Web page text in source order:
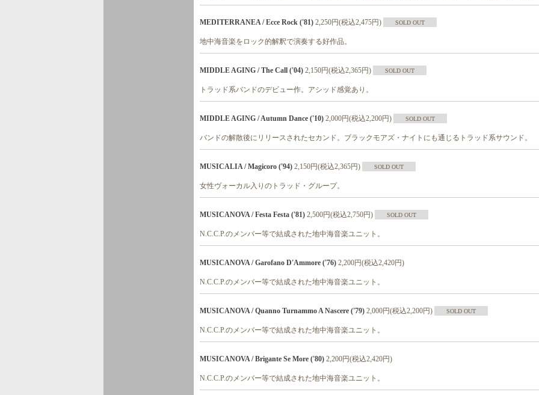
MEDITERRANEA / Ecce Rock ('81) 2,250円(税込2,475円) SOLD OUT
地中海音楽をロック的解釈で演奏する好作品。
MIDDLE AGING / The Call ('04) 2,150円(税込2,365円) SOLD OUT
トラッド系バンドのデビュー作。アシッド感覚あり。
MIDDLE AGING / Autumn Dance ('10) 2,000円(税込2,200円) SOLD OUT
バンドの解散後にリリースされたセカンド。ブラックモアズ・ナイトにも通じるトラッド系サウンド。
MUSICALIA / Magicoro ('94) 2,150円(税込2,365円) SOLD OUT
女性ヴォーカル入りのトラッド・グループ。
MUSICANOVA / Festa Festa ('81) 2,500円(税込2,750円) SOLD OUT
N.C.C.P.のメンバー等で結成された地中海音楽ユニット。
MUSICANOVA / Garofano D'Ammore ('76) 2,200円(税込2,420円)
N.C.C.P.のメンバー等で結成された地中海音楽ユニット。
MUSICANOVA / Quanno Turnammo A Nascere ('79) 2,000円(税込2,200円) SOLD OUT
N.C.C.P.のメンバー等で結成された地中海音楽ユニット。
MUSICANOVA / Brigante Se More ('80) 2,200円(税込2,420円)
N.C.C.P.のメンバー等で結成された地中海音楽ユニット。